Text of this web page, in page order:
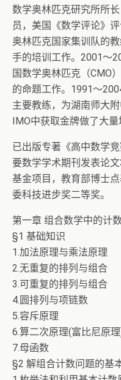
数学奥林匹克研究所所
员，美国《数学评论》
奥林匹克国家集训队的
手的培训工作。2001～
国数学奥林匹克（CMO
的命题工作。1991～
主要教练，为湖南师大
IMO中获取金牌做了大量
已出版专著《高中数学
要数学学术期刊发表论
基金项目，教育部博士
委科技进步奖二等奖。
第一章 组合数学中的计
§1 基础知识
1.加法原理与乘法原理
2.无重复的排列与组合
3.可重复的排列与组合
4.圆排列与项链数
5.容斥原理
6.算二次原理(富比尼原
7.母函数
§2 解组合计数问题的基